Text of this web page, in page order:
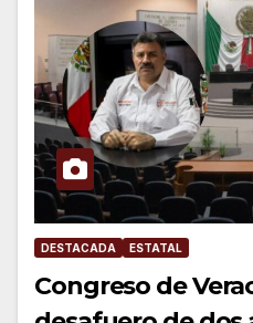
DESTACADA ESTATAL
Congreso de